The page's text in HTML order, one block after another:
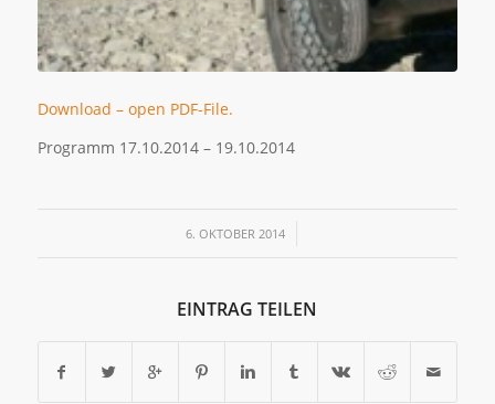
Download – open PDF-File.
Programm 17.10.2014 – 19.10.2014
6. OKTOBER 2014
/
EINTRAG TEILEN